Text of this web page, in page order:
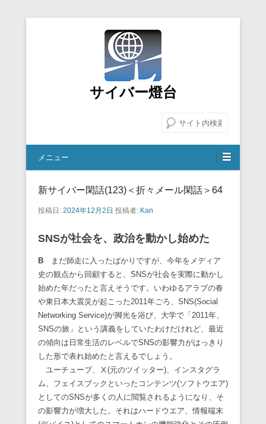
サイバー燈台
メニュー
新サイバー閑話(123)＜折々メール閑話＞64
投稿日: 2024年12月2日 投稿者: Kan
SNSが社会を、政治を動かし始めた
B
まだ師走に入ったばかりですが、今年をメディア
史の観点から回顧すると、SNSが社会を実際に動かし
始めた年だったと言えそうです。いわゆるアラブの春
や東日本大震災が起こった2011年ごろ、SNS(Social
Networking Service)が脚光を浴び、大学で「2011年、
SNSの旅」という講義をしていたわけだけれど、最近
の傾向は日常生活のレベルでSNSの影響力がはっきり
した形で表れ始めたと言えるでしょう。
ユーチューブ、Ⅹ(元のツイッター)、インスタグラ
ム、フェイスブックといったコンテンツ(ソフトウエア)
としてのSNSが多くの人に閲覧されるようになり、そ
の影響力が増大した。それはハードウエア、情報端末